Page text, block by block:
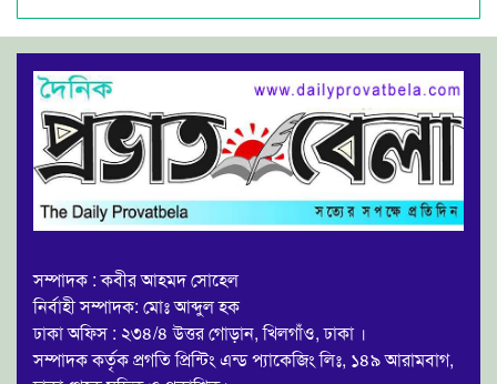
সম্পাদক : কবীর আহমদ সোহেল
নির্বাহী সম্পাদক: মোঃ আব্দুল হক
ঢাকা অফিস : ২৩৪/৪ উত্তর গোড়ান, খিলগাঁও, ঢাকা ।
সম্পাদক কর্তৃক প্রগতি প্রিন্টিং এন্ড প্যাকেজিং লিঃ, ১৪৯ আরামবাগ,